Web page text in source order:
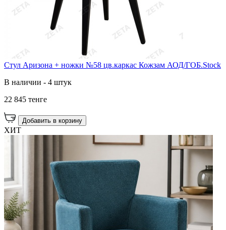
Стул Аризона + ножки №58 цв.каркас Кожзам АОД/ГОБ.Stock
В наличии - 4 штук
22 845 тенге
Добавить в корзину
ХИТ